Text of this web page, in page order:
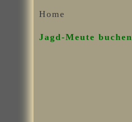
Home
Jagd-Meute buchen